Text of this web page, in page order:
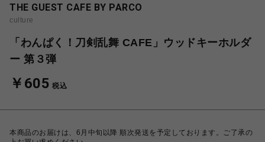
THE GUEST CAFE BY PARCO
culture
「わんぱく！刀剣乱舞 CAFE」ウッドキーホルダ
ー 第３弾
￥605 税込
本商品のお届けは、6月中旬以降 順次発送を予定しております。ご了承の